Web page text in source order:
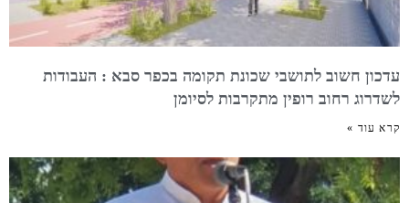
עדכון חשוב לתושבי שכונת תקומה בכפר סבא : העבודות
לשדרוג רחוב רופין מתקרבות לסיומן
קרא עוד »